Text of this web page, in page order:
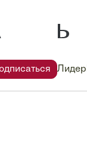
Лидер